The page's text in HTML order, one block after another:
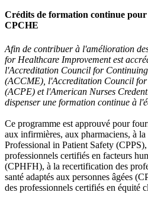
Crédits de formation continue pour
CPCHE
Afin de contribuer à l'amélioration
for Healthcare Improvement est
l'Accreditation Council for
(ACCME), l'Accreditation Council
(ACPE) et l'American Nurses
dispenser une formation continue à
Ce programme est approuvé pour
aux infirmières, aux pharmaciens, à
Professional in Patient Safety
professionnels certifiés en facteurs
(CPHFH), à la recertification des
santé adaptés aux personnes âgées
des professionnels certifiés en équité